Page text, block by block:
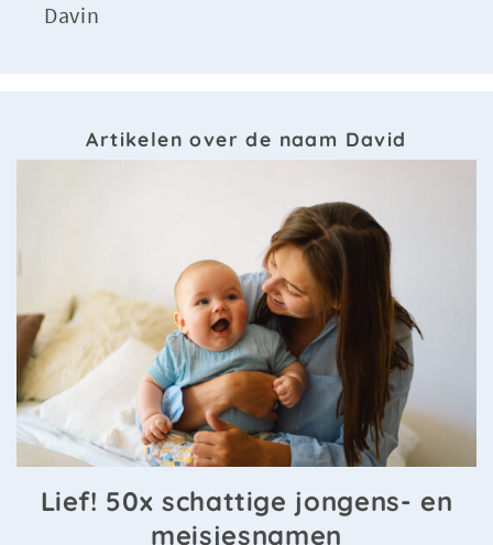
Davin
Artikelen over de naam David
Lief! 50x schattige jongens- en
meisjesnamen